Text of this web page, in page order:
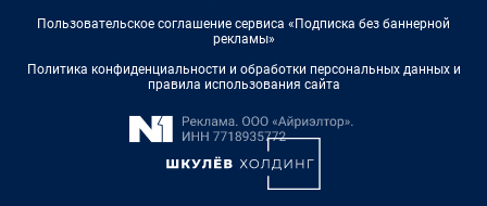
Пользовательское соглашение сервиса «Подписка без баннерной
рекламы»
Политика конфиденциальности и обработки персональных данных и
правила использования сайта